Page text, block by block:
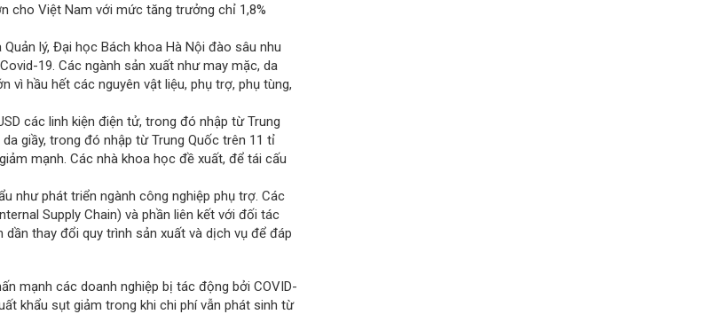
cho Việt Nam với mức tăng trưởng chỉ 1,8%
lý, Đại học Bách khoa Hà Nội đào sâu nhu
19. Các ngành sản xuất như may mặc, da
vì hầu hết các nguyên vật liệu, phụ trợ, phụ tùng,
các linh kiện điện tử, trong đó nhập từ Trung
giầy, trong đó nhập từ Trung Quốc trên 11 tỉ
mạnh. Các nhà khoa học đề xuất, để tái cấu
như phát triển ngành công nghiệp phụ trợ. Các
Supply Chain) và phần liên kết với đối tác
thay đổi quy trình sản xuất và dịch vụ để đáp
mạnh các doanh nghiệp bị tác động bởi COVID-
khẩu sụt giảm trong khi chi phí vẫn phát sinh từ